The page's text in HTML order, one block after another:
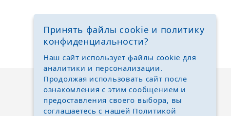
Принять файлы cookie и политику
конфиденциальности?
Наш сайт использует файлы cookie для
аналитики и персонализации.
Продолжая использовать сайт после
ознакомления с этим сообщением и
предоставления своего выбора, вы
соглашаетесь с нашей Политикой